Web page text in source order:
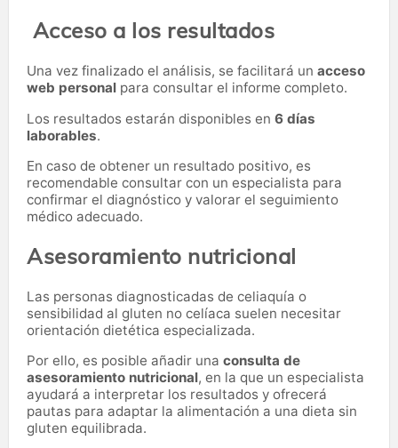
Acceso a los resultados
Una vez finalizado el análisis, se facilitará un acceso
web personal para consultar el informe completo.
Los resultados estarán disponibles en 6 días
laborables.
En caso de obtener un resultado positivo, es
recomendable consultar con un especialista para
confirmar el diagnóstico y valorar el seguimiento
médico adecuado.
Asesoramiento nutricional
Las personas diagnosticadas de celiaquía o
sensibilidad al gluten no celíaca suelen necesitar
orientación dietética especializada.
Por ello, es posible añadir una consulta de
asesoramiento nutricional, en la que un especialista
ayudará a interpretar los resultados y ofrecerá
pautas para adaptar la alimentación a una dieta sin
gluten equilibrada.